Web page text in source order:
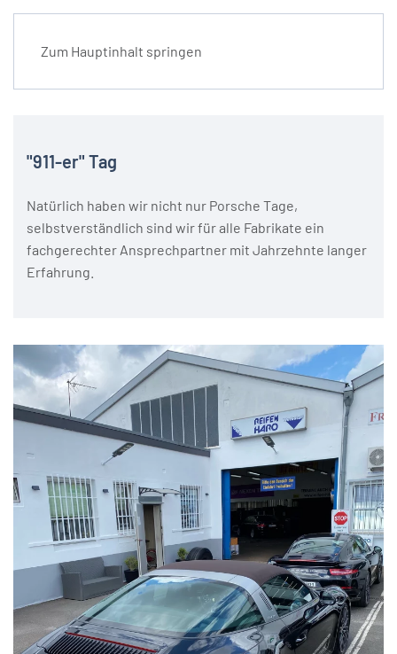
Zum Hauptinhalt springen
seit 1985
"911-er" Tag
Natürlich haben wir nicht nur Porsche Tage,
selbstverständlich sind wir für alle Fabrikate ein
fachgerechter Ansprechpartner mit Jahrzehnte langer
Erfahrung.